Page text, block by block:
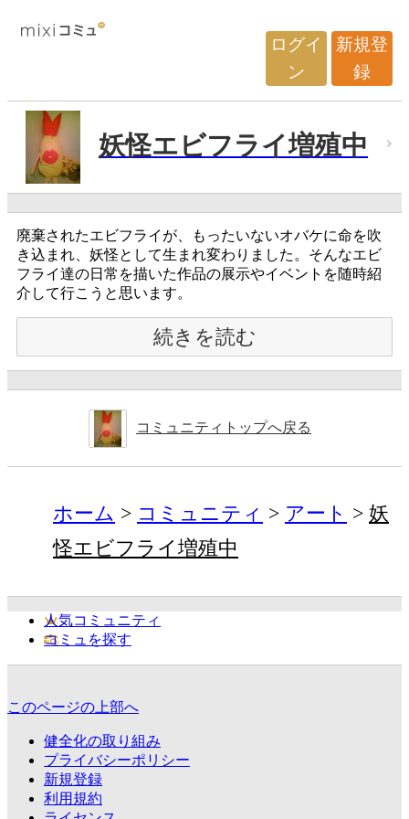
ログイ
ン
新規登
録
妖怪エビフライ増殖中
廃棄されたエビフライが、もったいないオバケに命を吹
き込まれ、妖怪として生まれ変わりました。そんなエビ
フライ達の日常を描いた作品の展示やイベントを随時紹
介して行こうと思います。
続きを読む
コミュニティトップへ戻る
ホーム コミュニティ アート
妖
怪エビフライ増殖中
人気コミュニティ
コミュを探す
このページの上部へ
健全化の取り組み
プライバシーポリシー
新規登録
利用規約